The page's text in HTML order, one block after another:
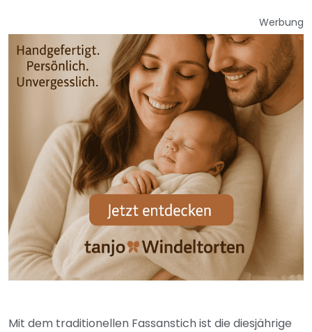
Werbung
Mit dem traditionellen Fassanstich ist die diesjährige